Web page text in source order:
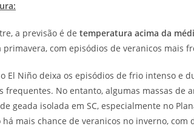
a previsão é de temperatura acima da
primavera, com episódios de veranicos mais
El Niño deixa os episódios de frio intenso e
frequentes. No entanto, algumas massas de
geada isolada em SC, especialmente no
há mais chance de veranicos no inverno,